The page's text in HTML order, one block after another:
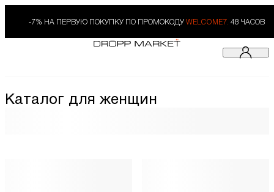
-7% НА ПЕРВУЮ ПОКУПКУ ПО ПРОМОКОДУ WELCOME7. 48 ЧАСОВ
Каталог для женщин